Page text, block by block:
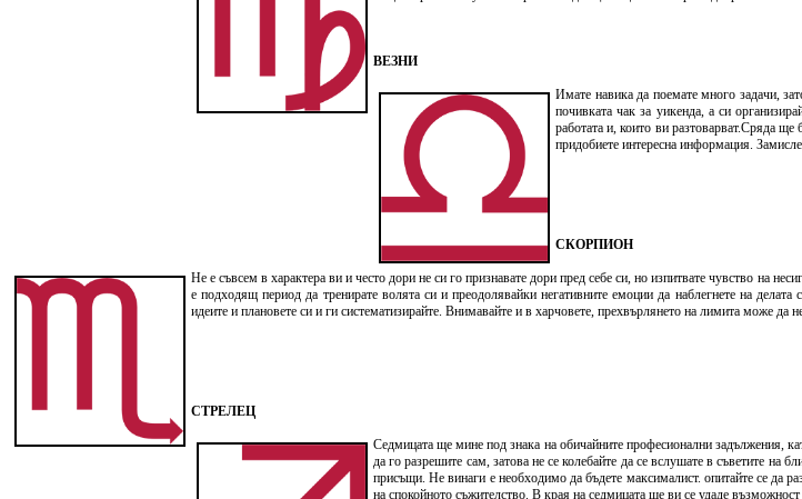
ВЕЗНИ
Имате навика да поемате много задачи,
почивката чак за уикенда, а си
работата и, които ви разтоварват.Сряда
придобиете интересна информация.
СКОРПИОН
Не е съвсем в характера ви и често дори не си го признавате дори пред себе си, но изпитвате чувство на
е подходящ период да тренирате волята си и преодолявайки негативните емоции да наблегнете на
идеите и плановете си и ги систематизирайте. Внимавайте и в харчовете, прехвърлянето на лимита може да
СТРЕЛЕЦ
Седмицата ще мине под знака на обичайните професионални задължения,
да го разрешите сам, затова не се колебайте да се вслушате в съветите на
присъщи. Не винаги е необходимо да бъдете максималист. опитайте се да
на спокойното съжителство. В края на седмицата ще ви се удаде